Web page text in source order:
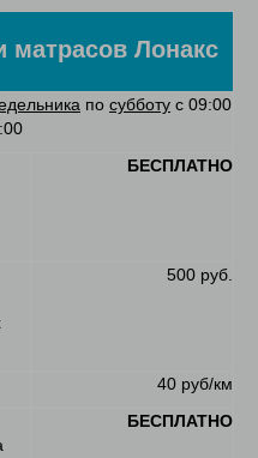
матрасов Лонакс
по субботу с 09:00
БЕСПЛАТНО
500 руб.
40 руб/км
БЕСПЛАТНО